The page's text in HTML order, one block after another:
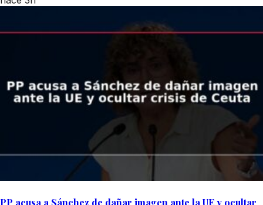
PP acusa a Sánchez de dañar imagen ante la UE y ocultar